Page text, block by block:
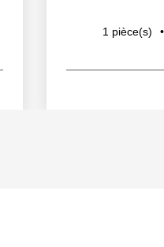
1 pièce(s)